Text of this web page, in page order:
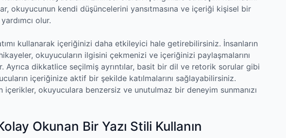
okuyucunun kendi düşüncelerini yansıtmasına ve içeriği kişisel bir
olur.
kullanarak içeriğinizi daha etkileyici hale getirebilirsiniz. İnsanların
okuyucuların ilgisini çekmenizi ve içeriğinizi paylaşmalarını
Ayrıca dikkatlice seçilmiş ayrıntılar, basit bir dil ve retorik sorular gibi
içeriğinize aktif bir şekilde katılmalarını sağlayabilirsiniz.
içerikler, okuyuculara benzersiz ve unutulmaz bir deneyim sunmanızı
Okunan Bir Yazı Stili Kullanın